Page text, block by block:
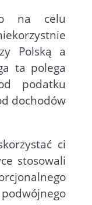
na celu
Polską a
ta polega
podatku
dochodów
ci
stosowali